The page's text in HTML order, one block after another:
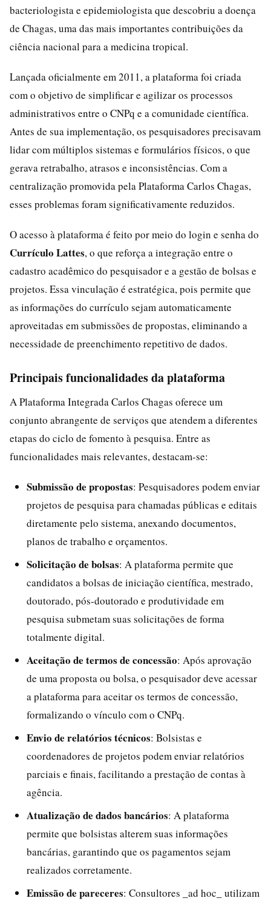
bacteriologista e epidemiologista que descobriu a doença
de Chagas, uma das mais importantes contribuições da
ciência nacional para a medicina tropical.
Lançada oficialmente em 2011, a plataforma foi criada
com o objetivo de simplificar e agilizar os processos
administrativos entre o CNPq e a comunidade científica.
Antes de sua implementação, os pesquisadores precisavam
lidar com múltiplos sistemas e formulários físicos, o que
gerava retrabalho, atrasos e inconsistências. Com a
centralização promovida pela Plataforma Carlos Chagas,
esses problemas foram significativamente reduzidos.
O acesso à plataforma é feito por meio do login e senha do
Currículo Lattes, o que reforça a integração entre o
cadastro acadêmico do pesquisador e a gestão de bolsas e
projetos. Essa vinculação é estratégica, pois permite que
as informações do currículo sejam automaticamente
aproveitadas em submissões de propostas, eliminando a
necessidade de preenchimento repetitivo de dados.
Principais funcionalidades da plataforma
A Plataforma Integrada Carlos Chagas oferece um
conjunto abrangente de serviços que atendem a diferentes
etapas do ciclo de fomento à pesquisa. Entre as
funcionalidades mais relevantes, destacam-se:
Submissão de propostas: Pesquisadores podem enviar
projetos de pesquisa para chamadas públicas e editais
diretamente pelo sistema, anexando documentos,
planos de trabalho e orçamentos.
Solicitação de bolsas: A plataforma permite que
candidatos a bolsas de iniciação científica, mestrado,
doutorado, pós-doutorado e produtividade em
pesquisa submetam suas solicitações de forma
totalmente digital.
Aceitação de termos de concessão: Após aprovação
de uma proposta ou bolsa, o pesquisador deve acessar
a plataforma para aceitar os termos de concessão,
formalizando o vínculo com o CNPq.
Envio de relatórios técnicos: Bolsistas e
coordenadores de projetos podem enviar relatórios
parciais e finais, facilitando a prestação de contas à
agência.
Atualização de dados bancários: A plataforma
permite que bolsistas alterem suas informações
bancárias, garantindo que os pagamentos sejam
realizados corretamente.
Emissão de pareceres: Consultores _ad hoc_ utilizam